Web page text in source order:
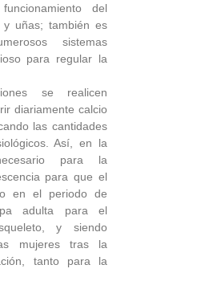
del
uñas; también es
sistemas
para regular la
se realicen
diariamente calcio
las cantidades
Así, en la
para la
para que el
en el periodo de
adulta para el
y siendo
mujeres tras la
tanto para la